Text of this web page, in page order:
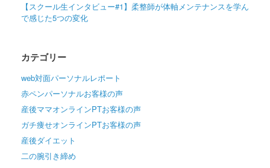
【スクール生インタビュー#1】柔整師が体軸メンテナンスを学ん
で感じた5つの変化
カテゴリー
web対面パーソナルレポート
赤ペンパーソナルお客様の声
産後ママオンラインPTお客様の声
ガチ痩せオンラインPTお客様の声
産後ダイエット
二の腕引き締め